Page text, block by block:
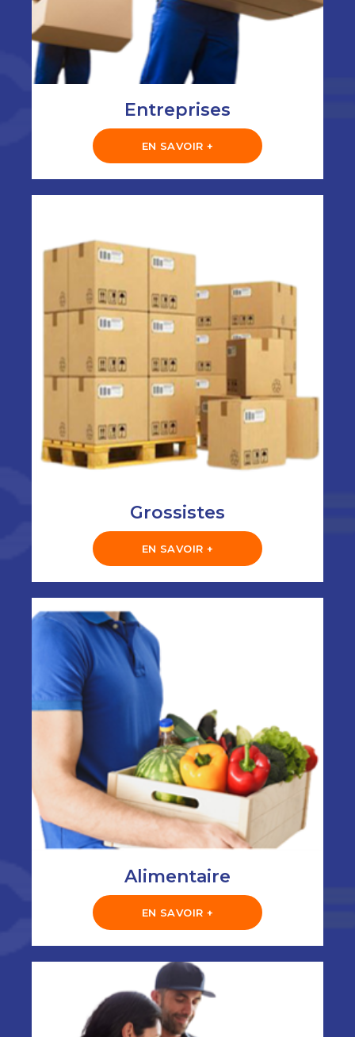
Entreprises
EN SAVOIR +
Grossistes
EN SAVOIR +
Alimentaire
EN SAVOIR +